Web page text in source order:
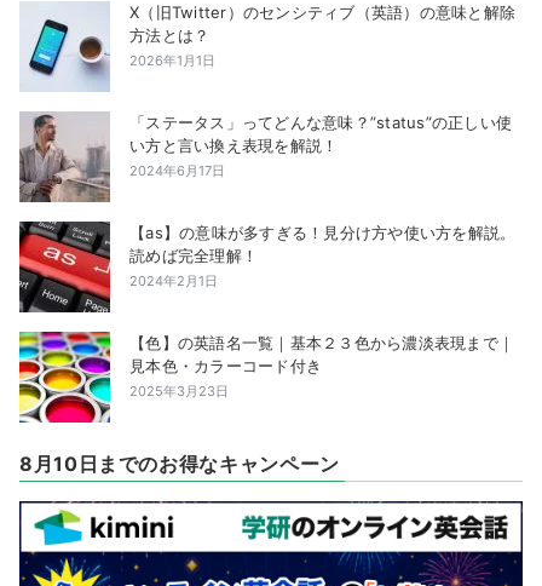
X（旧Twitter）のセンシティブ（英語）の意味と解除
方法とは？
2026年1月1日
「ステータス」ってどんな意味？”status”の正しい使
い方と言い換え表現を解説！
2024年6月17日
【as】の意味が多すぎる！見分け方や使い方を解説。
読めば完全理解！
2024年2月1日
【色】の英語名一覧｜基本２３色から濃淡表現まで｜
見本色・カラーコード付き
2025年3月23日
8月10日までのお得なキャンペーン